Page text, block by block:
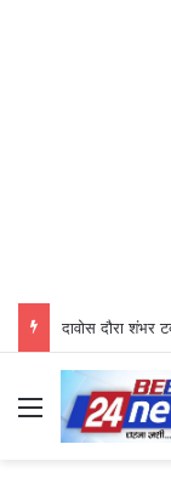
Menu